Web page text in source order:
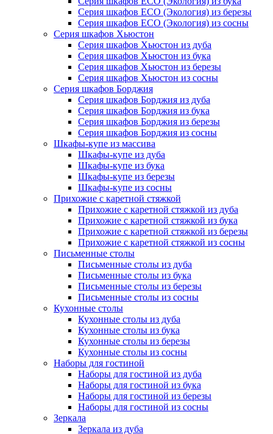
Серия шкафов ECO (Экология) из березы
Серия шкафов ECO (Экология) из сосны
Серия шкафов Хьюстон
Серия шкафов Хьюстон из дуба
Серия шкафов Хьюстон из бука
Серия шкафов Хьюстон из березы
Серия шкафов Хьюстон из сосны
Серия шкафов Борджия
Серия шкафов Борджия из дуба
Серия шкафов Борджия из бука
Серия шкафов Борджия из березы
Серия шкафов Борджия из сосны
Шкафы-купе из массива
Шкафы-купе из дуба
Шкафы-купе из бука
Шкафы-купе из березы
Шкафы-купе из сосны
Прихожие с каретной стяжкой
Прихожие с каретной стяжкой из дуба
Прихожие с каретной стяжкой из бука
Прихожие с каретной стяжкой из березы
Прихожие с каретной стяжкой из сосны
Письменные столы
Письменные столы из дуба
Письменные столы из бука
Письменные столы из березы
Письменные столы из сосны
Кухонные столы
Кухонные столы из дуба
Кухонные столы из бука
Кухонные столы из березы
Кухонные столы из сосны
Наборы для гостиной
Наборы для гостиной из дуба
Наборы для гостиной из бука
Наборы для гостиной из березы
Наборы для гостиной из сосны
Зеркала
Зеркала из дуба